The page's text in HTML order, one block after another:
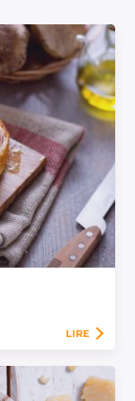
LIRE